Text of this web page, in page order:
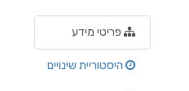
פריטי מידע
היסטוריית שינויים